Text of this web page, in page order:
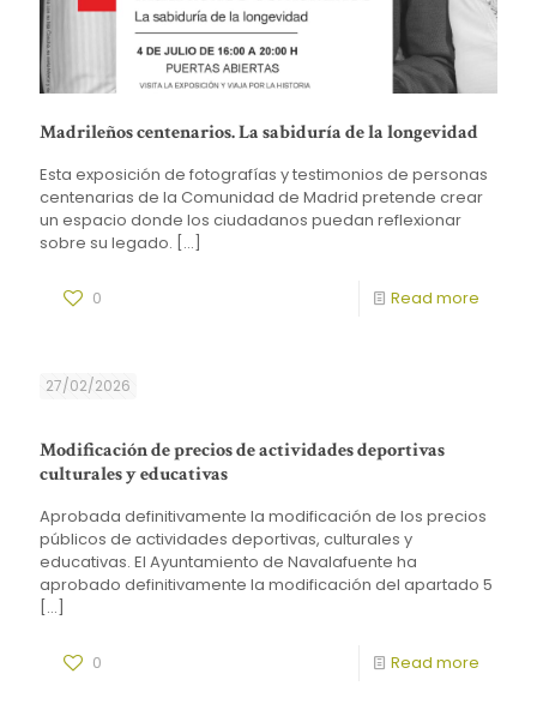
Madrileños centenarios. La sabiduría de la longevidad
Esta exposición de fotografías y testimonios de personas
centenarias de la Comunidad de Madrid pretende crear
un espacio donde los ciudadanos puedan reflexionar
sobre su legado. […]
0 Read more
27/02/2026
Modificación de precios de actividades deportivas
culturales y educativas
Aprobada definitivamente la modificación de los precios
públicos de actividades deportivas, culturales y
educativas. El Ayuntamiento de Navalafuente ha
aprobado definitivamente la modificación del apartado 5
[…]
0 Read more